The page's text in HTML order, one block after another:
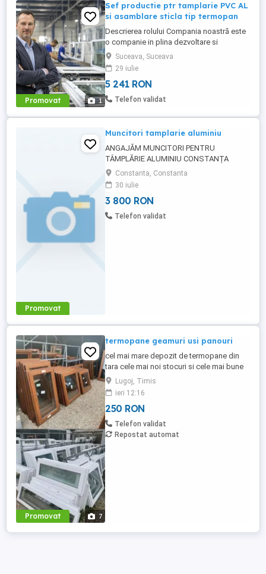
Promovat 1
Sef productie ptr tamplarie PVC AL
si asamblare sticla tip termopan
Descrierea rolului Compania noastră este
o companie in plina dezvoltare si
recrutează un Manager de Productie
pasionat si orientat catre rezultate și
capabil să coordoneze activitatea si sa
contribuie la dezvoltarea operationala.
Pentru detalii trimiteti C.V. pe adresa: sau
Suceava, Suceava
29 iulie
5 241 RON
Telefon validat
Promovat
Muncitori tamplarie aluminiu
ANGAJĂM MUNCITORI PENTRU
TÂMPLĂRIE ALUMINIU CONSTANȚA
Căutăm colegi noi pentru activități de
producție în atelier și montaj pe șantier. Nu
este obligatorie experiența în domeniu.
Oferim instruire la locul de muncă pentru
persoanele serioase și dornice să învețe o
Constanta, Constanta
30 iulie
3 800 RON
Telefon validat
Promovat 7
termopane geamuri usi panouri
cel mai mare depozit de termopane din
tara cele mai noi stocuri si cele mai bune
preturi comenzi 5 7 zile Ne Gasiti pe
Facebook Termopane Second Hand
Lugoj Salut, mulţumim că ai luat legătura
cu noi! Am primit mesajul tău şi apreciem
că ne-ai scris. Mai multe detalii: Telefon
Vânzări: sau sau ...
Lugoj, Timis
ieri 12:16
250 RON
Telefon validat
Repostat automat